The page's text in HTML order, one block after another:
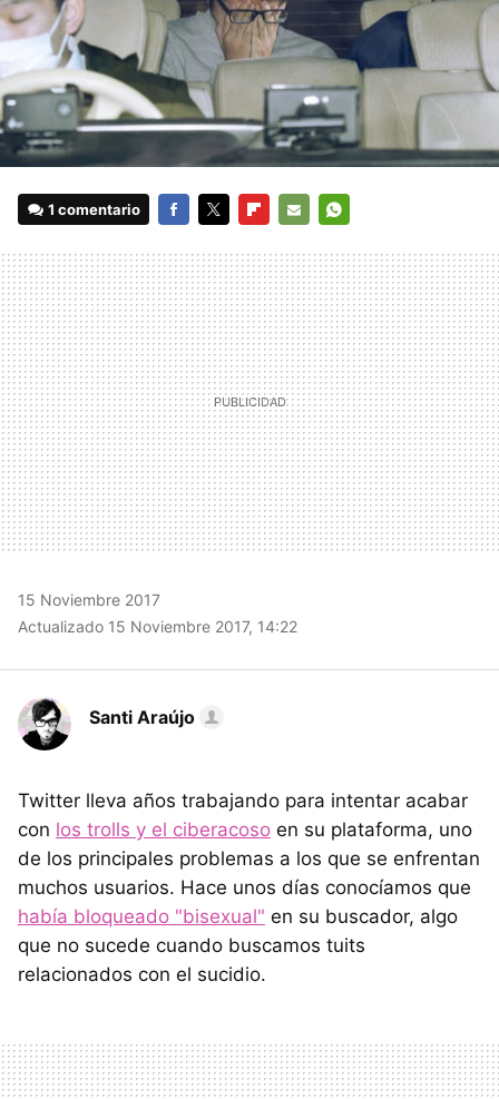
1 comentario
MAIL
15 Noviembre 2017
Actualizado 15 Noviembre 2017, 14:22
Santi Araújo
Twitter lleva años trabajando para intentar acabar
con los trolls y el ciberacoso en su plataforma, uno
de los principales problemas a los que se enfrentan
muchos usuarios. Hace unos días conocíamos que
había bloqueado "bisexual" en su buscador, algo
que no sucede cuando buscamos tuits
relacionados con el sucidio.